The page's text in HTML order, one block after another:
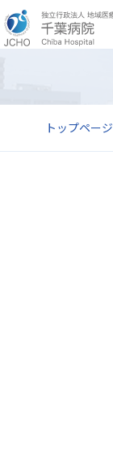
トップページ